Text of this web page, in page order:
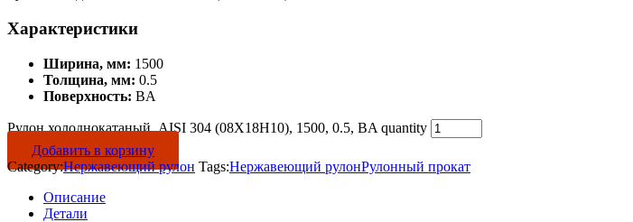
Характеристики
Ширина, мм: 1500
Толщина, мм: 0.5
Поверхность: BA
Рулон холоднокатаный, AISI 304 (08Х18Н10), 1500, 0.5, BA quantity
Добавить в корзину
Category:Нержавеющий рулон Tags:Нержавеющий рулонРулонный прокат
Описание
Детали